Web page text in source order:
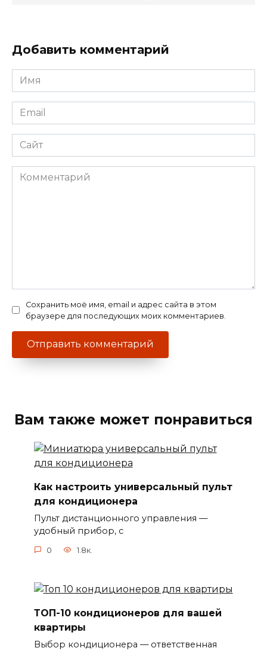
Добавить комментарий
Имя
*
Email
*
Сайт
Комментарий
Сохранить моё имя, email и адрес сайта в этом
браузере для последующих моих комментариев.
Вам также может понравиться
Как настроить универсальный пульт
для кондиционера
Пульт дистанционного управления —
удобный прибор, с
0 1.8к.
ТОП-10 кондиционеров для вашей
квартиры
Выбор кондиционера — ответственная